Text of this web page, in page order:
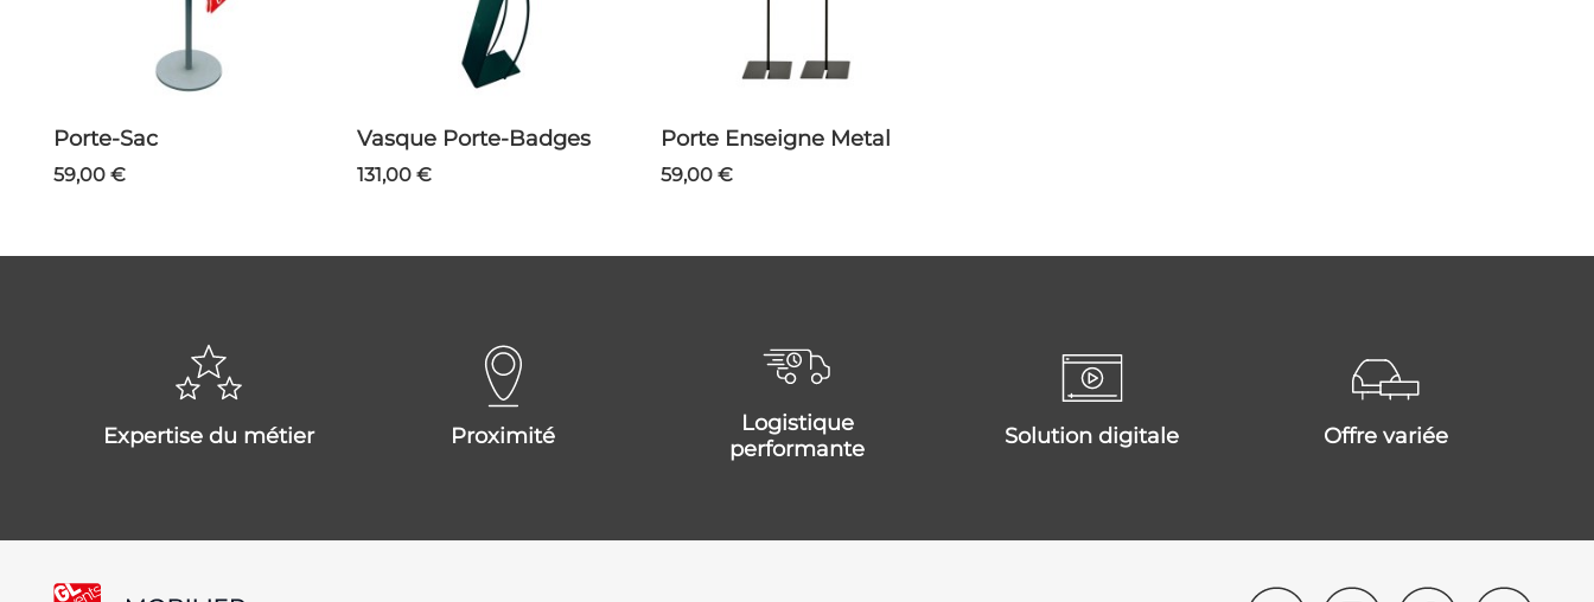
Porte-Sac
59,00 €
Vasque Porte-Badges
131,00 €
Porte Enseigne Metal
59,00 €
expertise du métier proximité
logistique
performante
solution digitale offre variée